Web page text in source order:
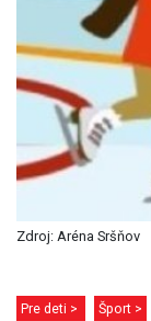
Zdroj: Aréna Sršňov
Pre deti > Šport >